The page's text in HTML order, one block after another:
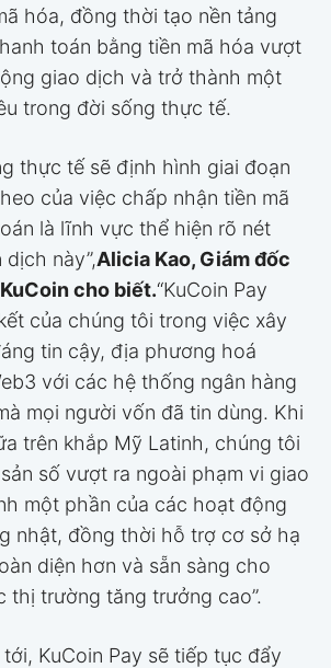
hóa, đồng thời tạo nền tảng
toán bằng tiền mã hóa vượt
giao dịch và trở thành một
trong đời sống thực tế.
thực tế sẽ định hình giai đoạn
của việc chấp nhận tiền mã
là lĩnh vực thể hiện rõ nét
này”,Alicia Kao, Giám đốc
cho biết.“KuCoin Pay
của chúng tôi trong việc xây
tin cậy, địa phương hoá
với các hệ thống ngân hàng
mọi người vốn đã tin dùng. Khi
trên khắp Mỹ Latinh, chúng tôi
số vượt ra ngoài phạm vi giao
một phần của các hoạt động
nhật, đồng thời hỗ trợ cơ sở hạ
diện hơn và sẵn sàng cho
thị trường tăng trưởng cao”.
KuCoin Pay sẽ tiếp tục đẩy